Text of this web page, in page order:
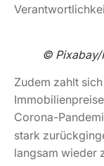
© Pixabay/
Zudem zahlt
Corona-
stark
langsam wieder